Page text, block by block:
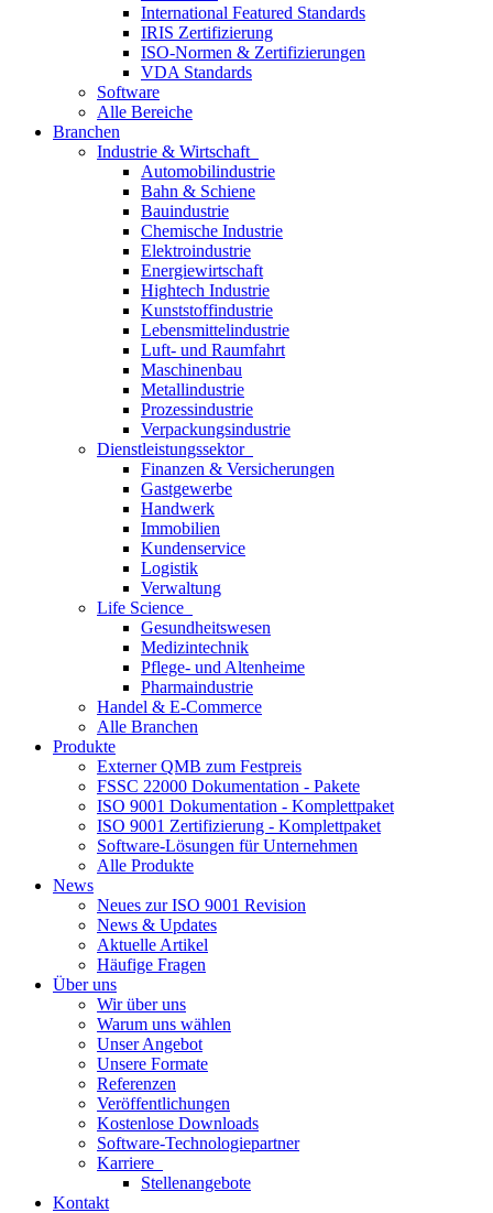
International Featured Standards
IRIS Zertifizierung
ISO-Normen & Zertifizierungen
VDA Standards
Software
Alle Bereiche
Branchen
Industrie & Wirtschaft
Automobilindustrie
Bahn & Schiene
Bauindustrie
Chemische Industrie
Elektroindustrie
Energiewirtschaft
Hightech Industrie
Kunststoffindustrie
Lebensmittelindustrie
Luft- und Raumfahrt
Maschinenbau
Metallindustrie
Prozessindustrie
Verpackungsindustrie
Dienstleistungssektor
Finanzen & Versicherungen
Gastgewerbe
Handwerk
Immobilien
Kundenservice
Logistik
Verwaltung
Life Science
Gesundheitswesen
Medizintechnik
Pflege- und Altenheime
Pharmaindustrie
Handel & E-Commerce
Alle Branchen
Produkte
Externer QMB zum Festpreis
FSSC 22000 Dokumentation - Pakete
ISO 9001 Dokumentation - Komplettpaket
ISO 9001 Zertifizierung - Komplettpaket
Software-Lösungen für Unternehmen
Alle Produkte
News
Neues zur ISO 9001 Revision
News & Updates
Aktuelle Artikel
Häufige Fragen
Über uns
Wir über uns
Warum uns wählen
Unser Angebot
Unsere Formate
Referenzen
Veröffentlichungen
Kostenlose Downloads
Software-Technologiepartner
Karriere
Stellenangebote
Kontakt